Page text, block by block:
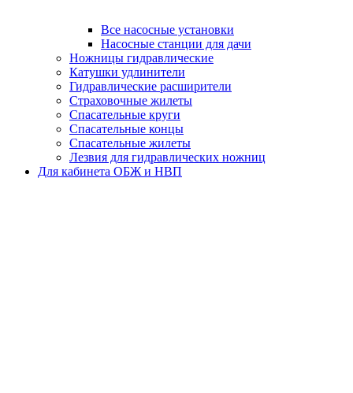
Все насосные установки
Насосные станции для дачи
Ножницы гидравлические
Катушки удлинители
Гидравлические расширители
Страховочные жилеты
Спасательные круги
Спасательные концы
Спасательные жилеты
Лезвия для гидравлических ножниц
Для кабинета ОБЖ и НВП